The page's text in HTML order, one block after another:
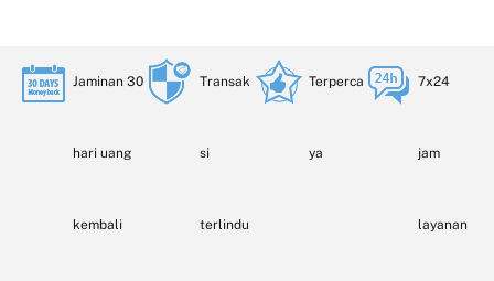
Jaminan 30
hari uang
kembali
Transak
si
terlindu
Terperca
ya
7x24
jam
layanan